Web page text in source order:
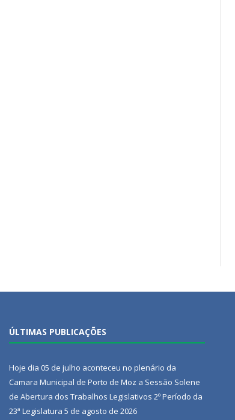
ÚLTIMAS PUBLICAÇÕES
Hoje dia 05 de julho aconteceu no plenário da
Camara Municipal de Porto de Moz a Sessão Solene
de Abertura dos Trabalhos Legislativos 2º Período da
23ª Legislatura 5 de agosto de 2026